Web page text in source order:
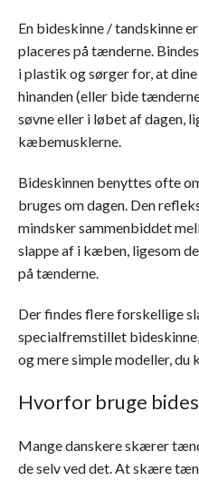
En bideskinne / tandskinne
placeres på tænderne.
i plastik og sørger for, at
hinanden (eller bide
søvne eller i løbet af dagen,
kæbemusklerne.
Bideskinnen benyttes ofte
bruges om dagen. Den
mindsker sammenbiddet
slappe af i kæben, ligesom
på tænderne.
Der findes flere forskellige
specialfremstillet
og mere simple modeller, du
Hvorfor bruge
Mange danskere skærer
de selv ved det. At skære